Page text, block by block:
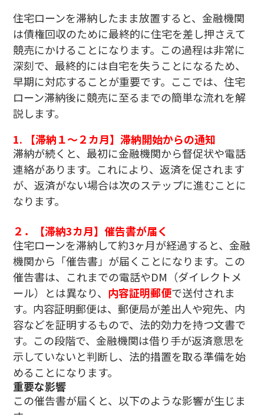
住宅ローンを滞納したまま放置すると、金融機関
は債権回収のために最終的に住宅を差し押さえて
競売にかけることになります。この過程は非常に
深刻で、最終的には自宅を失うことになるため、
早期に対応することが重要です。ここでは、住宅
ローン滞納後に競売に至るまでの簡単な流れを解
説します。
1.
【滞納１～２カ月】滞納開始からの通知
滞納が続くと、最初に金融機関から督促状や電話
連絡があります。これにより、返済を促されます
が、返済がない場合は次のステップに進むことに
なります。
２．【滞納3カ月】催告書が届く
住宅ローンを滞納して約3ヶ月が経過すると、金融
機関から「催告書」が届くことになります。この
催告書は、これまでの電話やDM（ダイレクトメ
ール）とは異なり、 内容証明郵便で送付されま
す。内容証明郵便は、郵便局が差出人や宛先、内
容などを証明するもので、法的効力を持つ文書で
す。この段階で、金融機関は借り手が返済意思を
示していないと判断し、法的措置を取る準備を始
めることになります。
重要な影響
この催告書が届くと、以下のような影響が生じま